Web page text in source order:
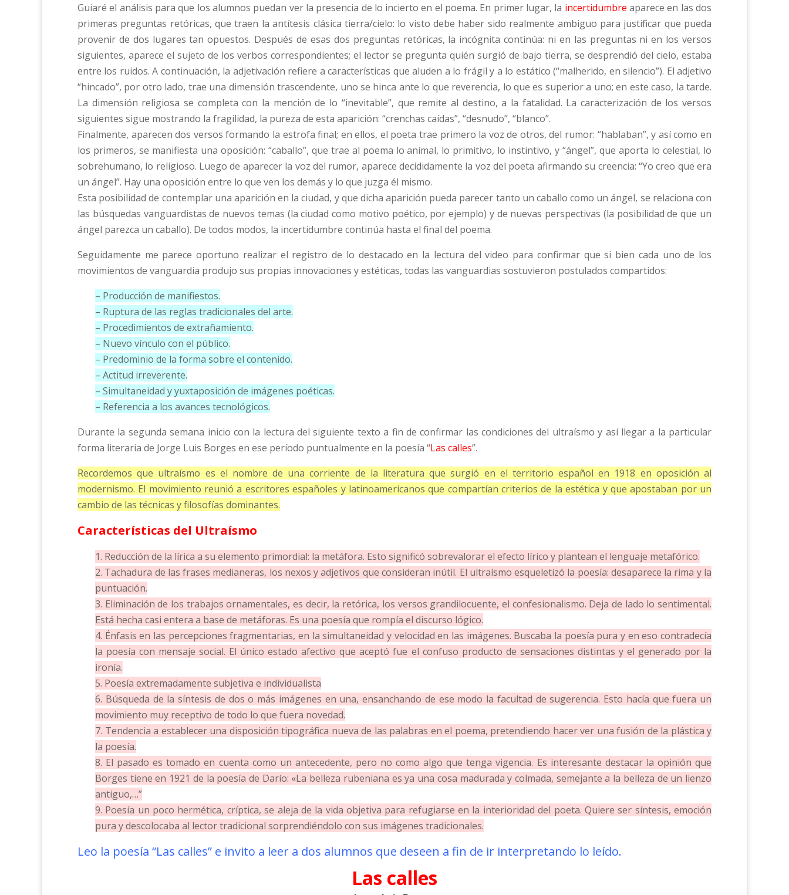
Guiaré el análisis para que los alumnos puedan ver la presencia de lo incierto en el poema. En primer lugar, la incertidumbre aparece en las dos
primeras preguntas retóricas, que traen la antítesis clásica tierra/cielo: lo visto debe haber sido realmente ambiguo para justificar que pueda
provenir de dos lugares tan opuestos. Después de esas dos preguntas retóricas, la incógnita continúa: ni en las preguntas ni en los versos
siguientes, aparece el sujeto de los verbos correspondientes; el lector se pregunta quién surgió de bajo tierra, se desprendió del cielo, estaba
entre los ruidos. A continuación, la adjetivación refiere a características que aluden a lo frágil y a lo estático (“malherido, en silencio”). El adjetivo
“hincado”, por otro lado, trae una dimensión trascendente, uno se hinca ante lo que reverencia, lo que es superior a uno; en este caso, la tarde.
La dimensión religiosa se completa con la mención de lo “inevitable”, que remite al destino, a la fatalidad. La caracterización de los versos
siguientes sigue mostrando la fragilidad, la pureza de esta aparición: “crenchas caídas”, “desnudo”, “blanco”.
Finalmente, aparecen dos versos formando la estrofa final; en ellos, el poeta trae primero la voz de otros, del rumor: “hablaban”, y así como en
los primeros, se manifiesta una oposición: “caballo”, que trae al poema lo animal, lo primitivo, lo instintivo, y “ángel”, que aporta lo celestial, lo
sobrehumano, lo religioso. Luego de aparecer la voz del rumor, aparece decididamente la voz del poeta afirmando su creencia: “Yo creo que era
un ángel”. Hay una oposición entre lo que ven los demás y lo que juzga él mismo.
Esta posibilidad de contemplar una aparición en la ciudad, y que dicha aparición pueda parecer tanto un caballo como un ángel, se relaciona con
las búsquedas vanguardistas de nuevos temas (la ciudad como motivo poético, por ejemplo) y de nuevas perspectivas (la posibilidad de que un
ángel parezca un caballo). De todos modos, la incertidumbre continúa hasta el final del poema.
Seguidamente me parece oportuno realizar el registro de lo destacado en la lectura del video para confirmar que si bien cada uno de los
movimientos de vanguardia produjo sus propias innovaciones y estéticas, todas las vanguardias sostuvieron postulados compartidos:
– Producción de manifiestos.
– Ruptura de las reglas tradicionales del arte.
– Procedimientos de extrañamiento.
– Nuevo vínculo con el público.
– Predominio de la forma sobre el contenido.
– Actitud irreverente.
– Simultaneidad y yuxtaposición de imágenes poéticas.
– Referencia a los avances tecnológicos.
Durante la segunda semana inicio con la lectura del siguiente texto a fin de confirmar las condiciones del ultraísmo y así llegar a la particular
forma literaria de Jorge Luis Borges en ese período puntualmente en la poesía “Las calles”.
Recordemos que ultraísmo es el nombre de una corriente de la literatura que surgió en el territorio español en 1918 en oposición al
modernismo. El movimiento reunió a escritores españoles y latinoamericanos que compartían criterios de la estética y que apostaban por un
cambio de las técnicas y filosofías dominantes.
Características del Ultraísmo
1. Reducción de la lírica a su elemento primordial: la metáfora. Esto significó sobrevalorar el efecto lírico y plantean el lenguaje metafórico.
2. Tachadura de las frases medianeras, los nexos y adjetivos que consideran inútil. El ultraísmo esqueletizó la poesía: desaparece la rima y la
puntuación.
3. Eliminación de los trabajos ornamentales, es decir, la retórica, los versos grandilocuente, el confesionalismo. Deja de lado lo sentimental.
Está hecha casi entera a base de metáforas. Es una poesía que rompía el discurso lógico.
4. Énfasis en las percepciones fragmentarias, en la simultaneidad y velocidad en las imágenes. Buscaba la poesía pura y en eso contradecía
la poesía con mensaje social. El único estado afectivo que aceptó fue el confuso producto de sensaciones distintas y el generado por la
ironía.
5. Poesía extremadamente subjetiva e individualista
6. Búsqueda de la síntesis de dos o más imágenes en una, ensanchando de ese modo la facultad de sugerencia. Esto hacía que fuera un
movimiento muy receptivo de todo lo que fuera novedad.
7. Tendencia a establecer una disposición tipográfica nueva de las palabras en el poema, pretendiendo hacer ver una fusión de la plástica y
la poesía.
8. El pasado es tomado en cuenta como un antecedente, pero no como algo que tenga vigencia. Es interesante destacar la opinión que
Borges tiene en 1921 de la poesía de Darío: «La belleza rubeniana es ya una cosa madurada y colmada, semejante a la belleza de un lienzo
antiguo,…”
9. Poesía un poco hermética, críptica, se aleja de la vida objetiva para refugiarse en la interioridad del poeta. Quiere ser síntesis, emoción
pura y descolocaba al lector tradicional sorprendiéndolo con sus imágenes tradicionales.
Leo la poesía “Las calles” e invito a leer a dos alumnos que deseen a fin de ir interpretando lo leído.
Las calles